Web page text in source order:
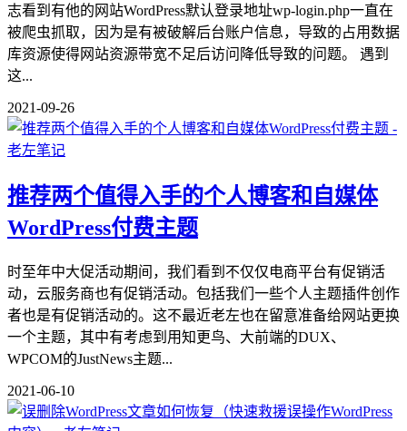
志看到有他的网站WordPress默认登录地址wp-login.php一直在
被爬虫抓取，因为是有被破解后台账户信息，导致的占用数据
库资源使得网站资源带宽不足后访问降低导致的问题。 遇到
这...
2021-09-26
推荐两个值得入手的个人博客和自媒体
WordPress付费主题
时至年中大促活动期间，我们看到不仅仅电商平台有促销活
动，云服务商也有促销活动。包括我们一些个人主题插件创作
者也是有促销活动的。这不最近老左也在留意准备给网站更换
一个主题，其中有考虑到用知更鸟、大前端的DUX、
WPCOM的JustNews主题...
2021-06-10